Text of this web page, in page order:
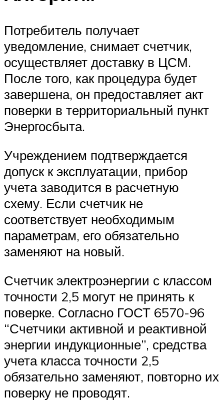
Потребитель получает
уведомление, снимает счетчик,
осуществляет доставку в ЦСМ.
После того, как процедура будет
завершена, он предоставляет акт
поверки в территориальный пункт
Энергосбыта.
Учреждением подтверждается
допуск к эксплуатации, прибор
учета заводится в расчетную
схему. Если счетчик не
соответствует необходимым
параметрам, его обязательно
заменяют на новый.
Счетчик электроэнергии с классом
точности 2,5 могут не принять к
поверке. Согласно ГОСТ 6570-96
“Счетчики активной и реактивной
энергии индукционные”, средства
учета класса точности 2,5
обязательно заменяют, повторно их
поверку не проводят.